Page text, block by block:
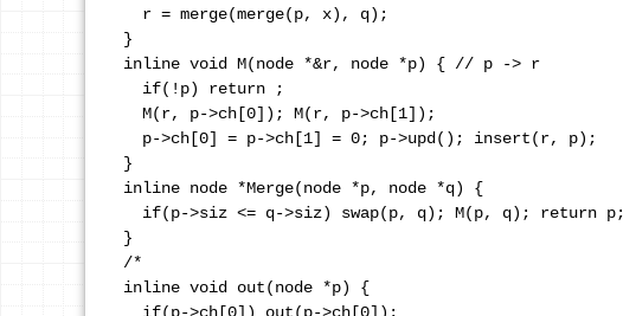
  r = merge(merge(p, x), q);
}
inline void M(node *&r, node *p) { // p -> r
  if(!p) return ;
  M(r, p->ch[0]); M(r, p->ch[1]);
  p->ch[0] = p->ch[1] = 0; p->upd(); insert(r, p);
}
inline node *Merge(node *p, node *q) {
  if(p->siz <= q->siz) swap(p, q); M(p, q); return p;
}
/*
inline void out(node *p) {